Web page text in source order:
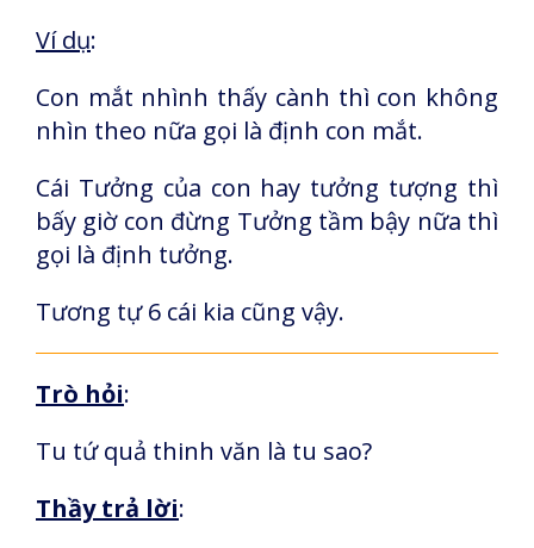
Ví dụ:
Con mắt nhình thấy cành thì con không
nhìn theo nữa gọi là định con mắt.
Cái Tưởng của con hay tưởng tượng thì
bấy giờ con đừng Tưởng tầm bậy nữa thì
gọi là định tưởng.
Tương tự 6 cái kia cũng vậy.
Trò hỏi:
Tu tứ quả thinh văn là tu sao?
Thầy trả lời: